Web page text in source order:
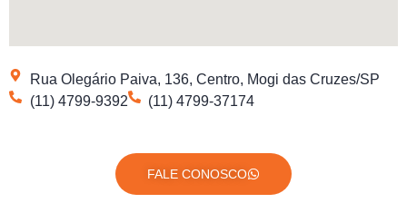
Rua Olegário Paiva, 136, Centro, Mogi das Cruzes/SP
(11) 4799-9392
(11) 4799-37174
FALE CONOSCO